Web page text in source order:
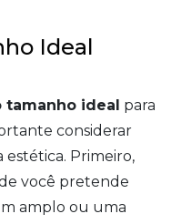
Ideal
tamanho ideal para
considerar
Primeiro,
você pretende
amplo ou uma